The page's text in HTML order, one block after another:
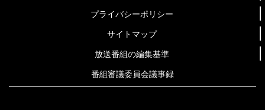
プライバシーポリシー
サイトマップ
放送番組の編集基準
番組審議委員会議事録